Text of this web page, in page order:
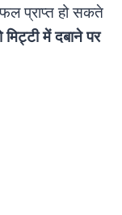
प्राप्त हो सकते
में दबाने पर